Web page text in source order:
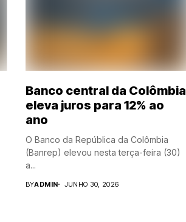
Banco central da Colômbia
eleva juros para 12% ao
ano
O Banco da República da Colômbia
(Banrep) elevou nesta terça-feira (30)
a...
BYADMIN JUNHO 30, 2026